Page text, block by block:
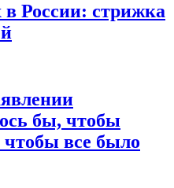
России: стрижка
бы, чтобы
чтобы все было